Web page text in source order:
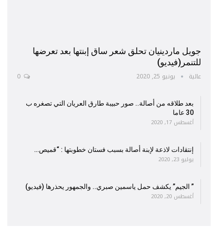
جويل ماردينيان تحلق شعر ساق إبنتها بعد تعرضها
للتنمر(فيديو)
عالية يونيو 25, 2020
بعد طلاقه من أصالة.. صور حبيبة طارق العريان التي تصغره ب
30 عاما
أغسطس 17, 2020
إنتقادات لاذعة لإبنة أصالة بسبب فستان خطوبتها : “قميص…
يوليو 23, 2020
” الجيم” يكشف حمل ياسمين صبري.. والجمهور يحذرها (فيديو)
أغسطس 20, 2020